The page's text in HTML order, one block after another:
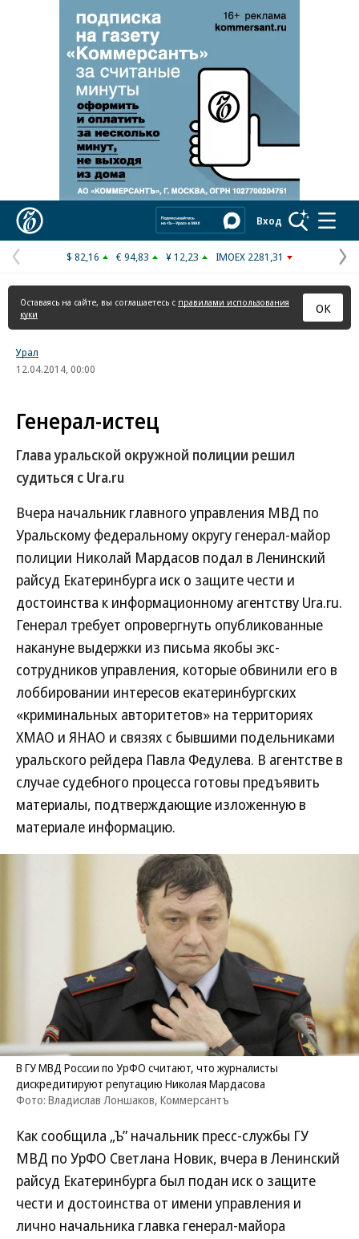
Реклама в «Ъ» www.kommersant.ru/ad
Вход
Предыдущая
страница
$ 82,16 € 94,83 ¥ 12,23 IMOEX 2281,31
Оставаясь на сайте, вы соглашаетесь с правилами использования
куки
ОК
Урал
12.04.2014, 00:00
Генерал-истец
Глава уральской окружной полиции решил
судиться с Ura.ru
Вчера начальник главного управления МВД по
Уральскому федеральному округу генерал-майор
полиции Николай Мардасов подал в Ленинский
райсуд Екатеринбурга иск о защите чести и
достоинства к информационному агентству Ura.ru.
Генерал требует опровергнуть опубликованные
накануне выдержки из письма якобы экс-
сотрудников управления, которые обвинили его в
лоббировании интересов екатеринбургских
«криминальных авторитетов» на территориях
ХМАО и ЯНАО и связях с бывшими подельниками
уральского рейдера Павла Федулева. В агентстве в
случае судебного процесса готовы предъявить
материалы, подтверждающие изложенную в
материале информацию.
В ГУ МВД России по УрФО считают, что журналисты
дискредитируют репутацию Николая Мардасова
Фото: Владислав Лоншаков, Коммерсантъ
Как сообщила „Ъ” начальник пресс-службы ГУ
МВД по УрФО Светлана Новик, вчера в Ленинский
райсуд Екатеринбурга был подан иск о защите
чести и достоинства от имени управления и
лично начальника главка генерал-майора